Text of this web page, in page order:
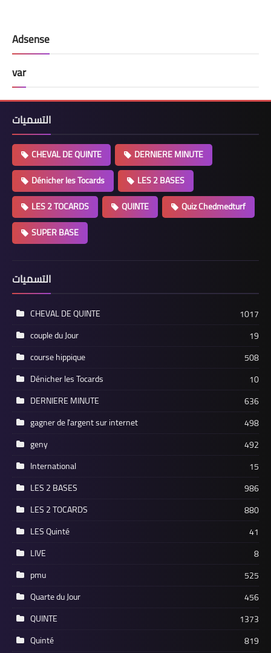
Adsense
var
التسميات
CHEVAL DE QUINTE
DERNIERE MINUTE
Dénicher les Tocards
LES 2 BASES
LES 2 TOCARDS
QUINTE
Quiz Chedmedturf
SUPER BASE
التسميات
CHEVAL DE QUINTE
1017
couple du Jour
19
course hippique
508
Dénicher les Tocards
10
DERNIERE MINUTE
636
gagner de l'argent sur internet
498
geny
492
International
15
LES 2 BASES
986
LES 2 TOCARDS
880
LES Quinté
41
LIVE
8
pmu
525
Quarte du Jour
456
QUINTE
1373
Quinté
819